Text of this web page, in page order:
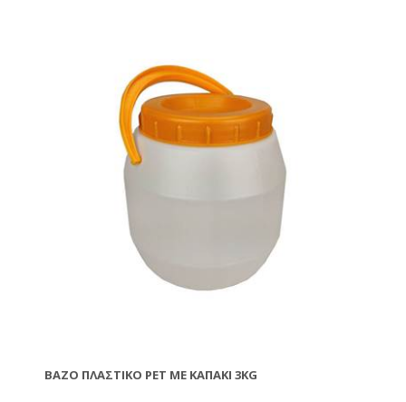
ΒΆΖΟ ΠΛΑΣΤΙΚΌ PET ΜΕ ΚΑΠΆΚΙ 3KG